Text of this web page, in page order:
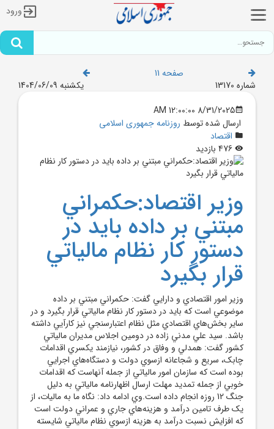
ورود
صفحه 11
شماره 13170
یکشنبه 1404/06/09
8/31/2025 12:00:00 AM
ارسال شده توسط روزنامه جمهوری اسلامی
اقتصاد
وزير اقتصاد:حکمراني
مبتني بر داده بايد در
دستور کار نظام مالياتي
قرار بگيرد
وزير امور اقتصادي و دارايي گفت: حکمراني مبتني بر داده
موضوعي است که بايد در دستور کار نظام مالياتي قرار بگيرد و در
ساير بخش‌هاي اقتصادي مثل نظام اعتبارسنجي نيز کارآيي داشته
باشد. سيد علي مدني زاده در دومين اجلاس مديران مالياتي
کشور گفت: همدلي و وفاق در کشور، نيازمند يکسري اقدامات
چابک، سريع و شجاعانه ازسوي دولت و دستگاه‌هاي اجرايي
بوده است که سازمان امور مالياتي از جمله آنهاست که اقدامات
خوبي از جمله تمديد مهلت ارسال اظهارنامه مالياتي به دليل
جنگ 12 روزه انجام داده است.وي ادامه داد: نگاه ما به ماليات، از
يک طرف تامين درآمد و هزينه‌هاي جاري و عمراني دولت است
که افزايش نسبت درآمد به هزينه ازسوي نظام مالياتي شايسته